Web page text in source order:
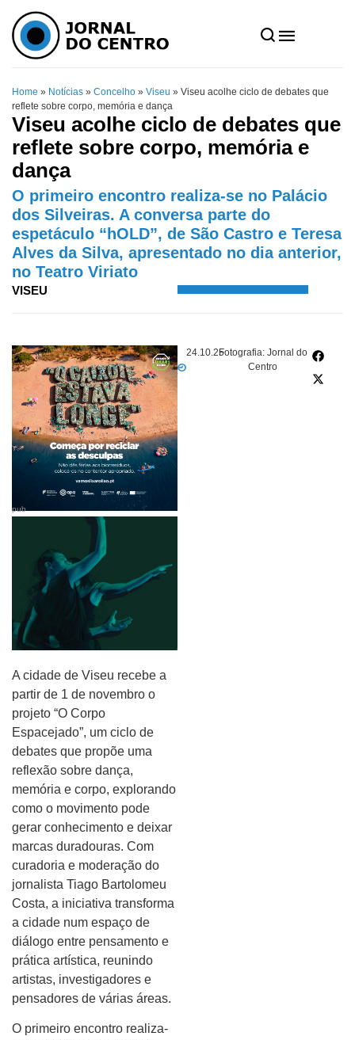
Home » Notícias » Concelho » Viseu » Viseu acolhe ciclo de debates que
reflete sobre corpo, memória e dança
Viseu acolhe ciclo de debates que
reflete sobre corpo, memória e
dança
O primeiro encontro realiza-se no Palácio
dos Silveiras. A conversa parte do
espetáculo “hOLD”, de São Castro e Teresa
Alves da Silva, apresentado no dia anterior,
no Teatro Viriato
VISEU
24.10.25Fotografia: Jornal do
Centro
pub
A cidade de Viseu recebe a
partir de 1 de novembro o
projeto “O Corpo
Espacejado”, um ciclo de
debates que propõe uma
reflexão sobre dança,
memória e corpo, explorando
como o movimento pode
gerar conhecimento e deixar
marcas duradouras. Com
curadoria e moderação do
jornalista Tiago Bartolomeu
Costa, a iniciativa transforma
a cidade num espaço de
diálogo entre pensamento e
prática artística, reunindo
artistas, investigadores e
pensadores de várias áreas.
O primeiro encontro realiza-